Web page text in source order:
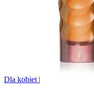
Dla kobiet |